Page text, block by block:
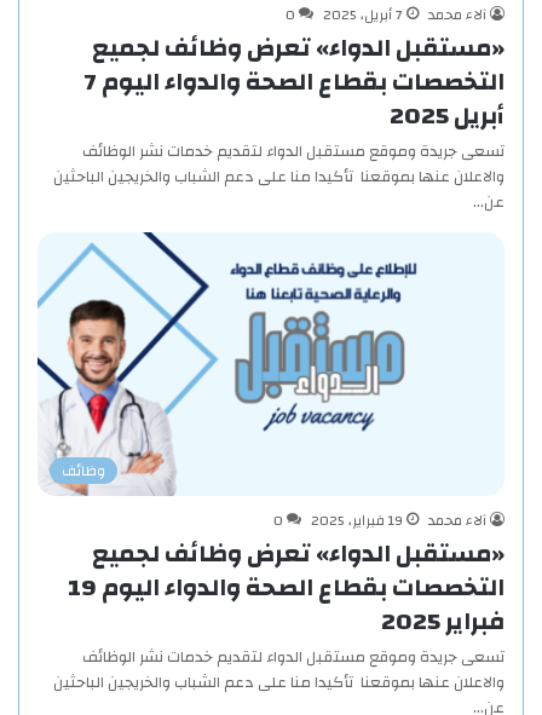
آلاء محمد
7 أبريل، 2025 0
«مستقبل الدواء» تعرض وظائف لجميع
التخصصات بقطاع الصحة والدواء اليوم 7
أبريل 2025
تسعى جريدة وموقع مستقبل الدواء لتقديم خدمات نشر الوظائف
والاعلان عنها بموقعنا تأكيدا منا على دعم الشباب والخريجين الباحثين
عن…
وظائف
آلاء محمد
19 فبراير، 2025 0
«مستقبل الدواء» تعرض وظائف لجميع
التخصصات بقطاع الصحة والدواء اليوم 19
فبراير 2025
تسعى جريدة وموقع مستقبل الدواء لتقديم خدمات نشر الوظائف
والاعلان عنها بموقعنا تأكيدا منا على دعم الشباب والخريجين الباحثين
عن…